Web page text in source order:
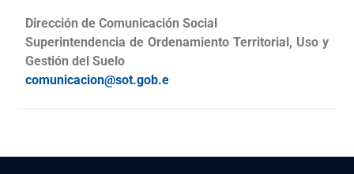
Dirección de Comunicación Social
Superintendencia de Ordenamiento Territorial, Uso y
Gestión del Suelo
comunicacion@sot.gob.e